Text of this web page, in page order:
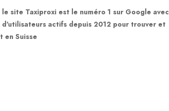
site Taxiproxi est le numéro 1 sur Google avec
d'utilisateurs actifs depuis 2012 pour trouver et
en Suisse